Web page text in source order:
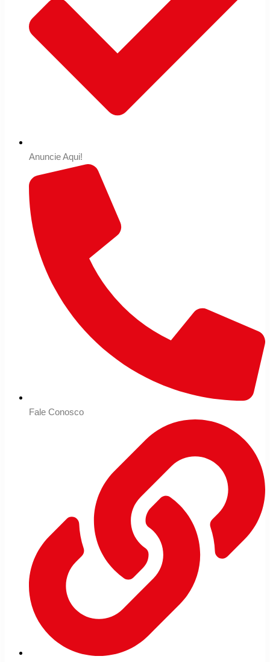
Anuncie Aqui!
Fale Conosco